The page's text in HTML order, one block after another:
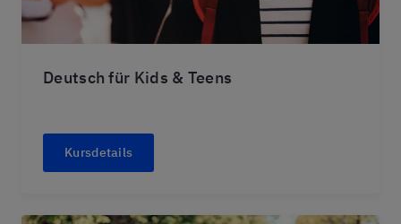
Deutsch für Kids & Teens
Kursdetails